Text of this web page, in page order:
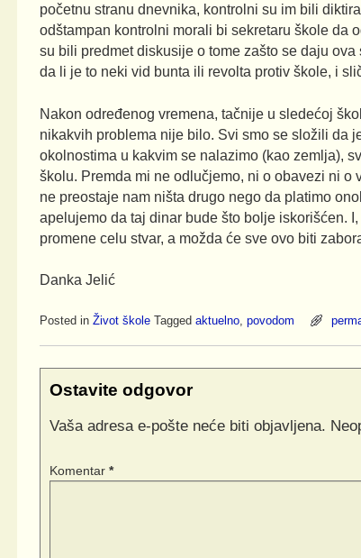
početnu stranu dnevnika, kontrolni su im bili
odštampan kontrolni morali bi sekretaru škole da
su bili predmet diskusije o tome zašto se daju
da li je to neki vid bunta ili revolta protiv škole, i
Nakon određenog vremena, tačnije u sledećoj
nikakvih problema nije bilo. Svi smo se složili da
okolnostima u kakvim se nalazimo (kao zemlja),
školu. Premda mi ne odlučjemo, ni o obavezi ni
ne preostaje nam ništa drugo nego da platimo
apelujemo da taj dinar bude što bolje iskorišćen.
promene celu stvar, a možda će sve ovo biti
Danka Jelić
Posted in Život škole Tagged aktuelno, povodom
Ostavite odgovor
Vaša adresa e-pošte neće biti objavljena.
Komentar *